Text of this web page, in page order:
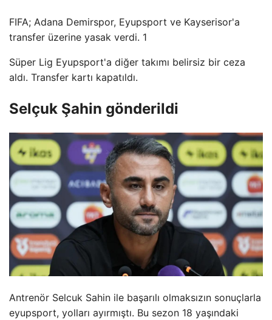
FIFA; Adana Demirspor, Eyupsport ve Kayserisor'a
transfer üzerine yasak verdi. 1
Süper Lig Eyupsport'a diğer takımı belirsiz bir ceza
aldı. Transfer kartı kapatıldı.
Selçuk Şahin gönderildi
Antrenör Selcuk Sahin ile başarılı olmaksızın sonuçlarla
eyupsport, yolları ayırmıştı. Bu sezon 18 yaşındaki